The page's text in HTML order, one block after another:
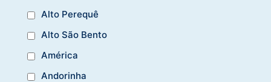
Alto Perequê
Alto São Bento
América
Andorinha